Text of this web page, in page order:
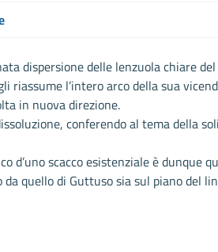
dispersione delle lenzuola chiare
riassume l’intero arco della sua
in nuova direzione.
conferendo al tema della
d’uno scacco esistenziale è dunque
quello di Guttuso sia sul piano del